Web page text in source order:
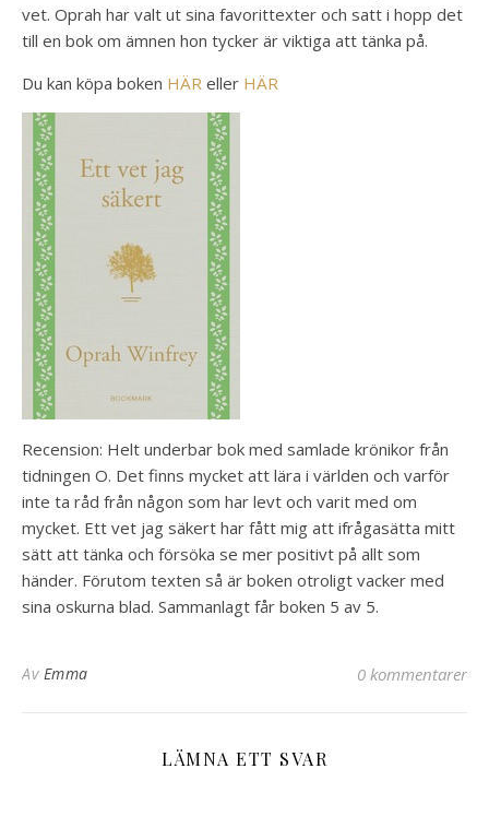
vet. Oprah har valt ut sina favorittexter och satt i hopp det
till en bok om ämnen hon tycker är viktiga att tänka på.
Du kan köpa boken HÄR eller HÄR
Recension: Helt underbar bok med samlade krönikor från
tidningen O. Det finns mycket att lära i världen och varför
inte ta råd från någon som har levt och varit med om
mycket. Ett vet jag säkert har fått mig att ifrågasätta mitt
sätt att tänka och försöka se mer positivt på allt som
händer. Förutom texten så är boken otroligt vacker med
sina oskurna blad. Sammanlagt får boken 5 av 5.
Av Emma 0 kommentarer
LÄMNA ETT SVAR